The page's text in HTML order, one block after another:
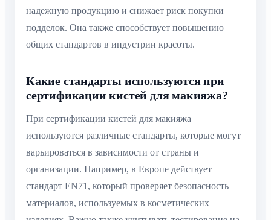
надежную продукцию и снижает риск покупки
подделок. Она также способствует повышению
общих стандартов в индустрии красоты.
Какие стандарты используются при
сертификации кистей для макияжа?
При сертификации кистей для макияжа
используются различные стандарты, которые могут
варьироваться в зависимости от страны и
организации. Например, в Европе действует
стандарт EN71, который проверяет безопасность
материалов, используемых в косметических